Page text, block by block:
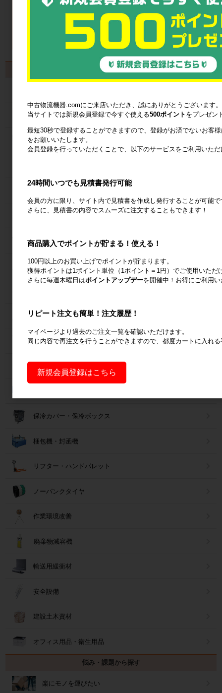
製品から探す
ネスティングラック
メッシュパレット
Zラック
パレット
フォークリフトスロープ
台車・手押し台車
作業台
保冷カバー・保冷ボックス
梱包機・封函機
リフター・ハンドパレット
ノーパンクタイヤ
作業環境改善
廃棄物減容機
輸送用緩衝材
安全設備
建設土木資材
オフィス用品・衛生用品
悩み・課題から探す
楽にモノを運びたい
中古物流機器.comにご来店いただき、誠にありがとうございます。
当サイトでは新規会員登録で今すぐ使える500ポイント をプレゼン
最短30秒で登録することができますので、登録がお済でないお客
をお願いいたします。
会員登録を行っていただくことで、以下のサービスをご利用いた
24時間いつでも見積書発行可能
会員の方に限り、サイト内で見積書を作成し発行することが可能で
さらに、見積書の内容でスムーズに注文することもできます！
商品購入でポイントが貯まる！使える！
100円以上のお買い上げでポイントが貯まります。
獲得ポイントは1ポイント単位（1ポイント＝1円）でご使用いただ
さらに毎週木曜日はポイントアップデーを開催中！お得にご利用
リピート注文も簡単！注文履歴！
マイページより過去のご注文一覧を確認いただけます。
同じ内容で再注文を行うことができますので、都度カートに入れ
新規会員登録はこちら